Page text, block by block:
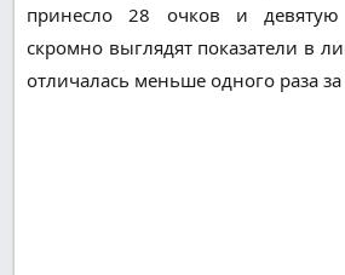
принесло 28 очков и
скромно выглядят показатели в
отличалась меньше одного раза